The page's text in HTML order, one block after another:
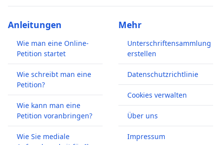
Anleitungen
Wie man eine Online-
Petition startet
Wie schreibt man eine
Petition?
Wie kann man eine
Petition voranbringen?
Wie Sie mediale
Mehr
Unterschriftensammlung
erstellen
Datenschutzrichtlinie
Cookies verwalten
Über uns
Impressum